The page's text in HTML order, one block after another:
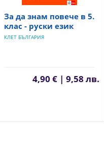
За да знам повече в 5.
клас - руски език
КЛЕТ БЪЛГАРИЯ
4,90 € | 9,58 лв.